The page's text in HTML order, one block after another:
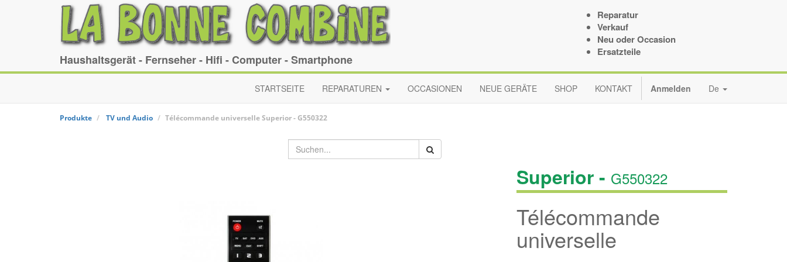
Haushaltsgerät - Fernseher - Hifi - Computer - Smartphone
Reparatur
Verkauf
Neu oder Occasion
Ersatzteile
STARTSEITE REPARATUREN OCCASIONEN NEUE GERÄTE SHOP KONTAKT Anmelden De
Produkte TV und Audio Télécommande universelleSuperior- G550322
Superior - G550322
Télécommande
universelle